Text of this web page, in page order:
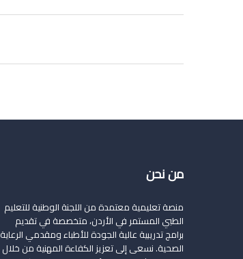
من نحن
منصة تعليمية معتمدة من اللجنة الوطنية للتعليم
الطبي المستمر في الأردن، متخصصة في تقديم
برامج تدريبية عالية الجودة للأطباء ومقدمي الرعاية
الصحية. نسعى إلى تعزيز الكفاءة المهنية من خلال